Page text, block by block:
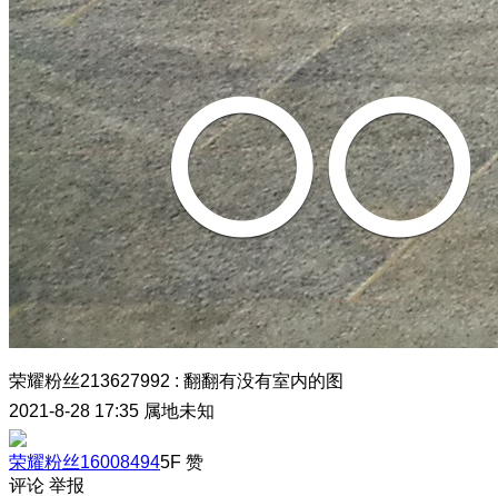
荣耀粉丝213627992 : 翻翻有没有室内的图
2021-8-28 17:35 属地未知
荣耀粉丝160084945F 赞
评论 举报